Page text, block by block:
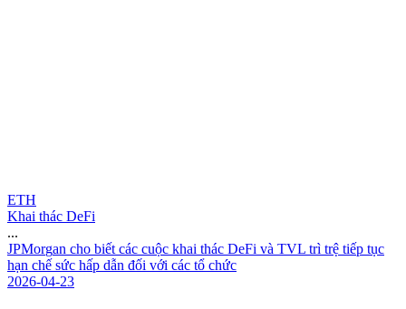
ETH
Khai thác DeFi
...
JPMorgan cho biết các cuộc khai thác DeFi và TVL trì trệ tiếp tục
hạn chế sức hấp dẫn đối với các tổ chức
2026-04-23